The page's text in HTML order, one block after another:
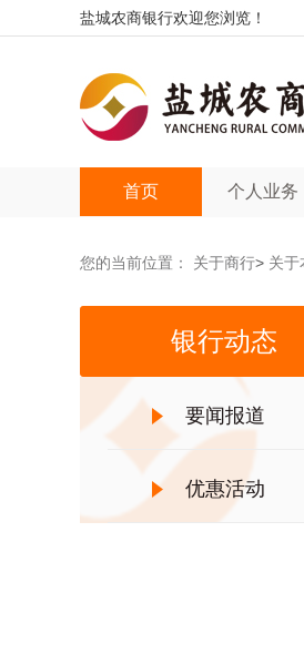
盐城农商银行欢迎您浏览！
首页 个人业务
银行动态
要闻报道
优惠活动
您的当前位置： 关于商行> 关于